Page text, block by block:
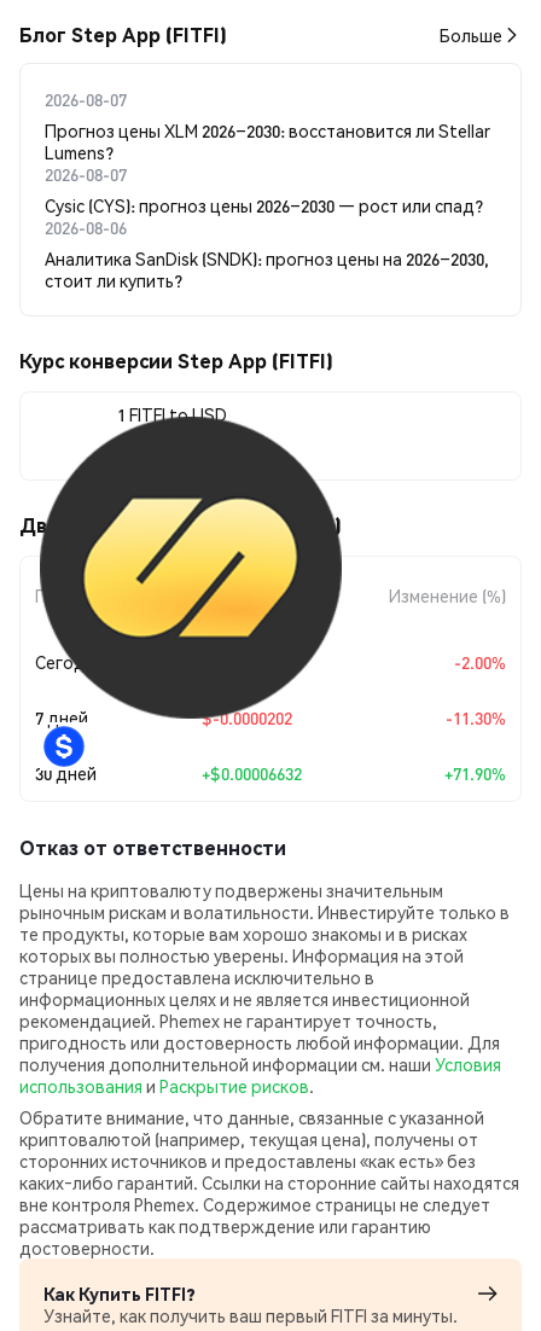
Блог Step App (FITFI) Больше
2026-08-07
Прогноз цены XLM 2026–2030: восстановится ли Stellar
Lumens?
2026-08-07
Cysic (CYS): прогноз цены 2026–2030 — рост или спад?
2026-08-06
Аналитика SanDisk (SNDK): прогноз цены на 2026–2030,
стоит ли купить?
Курс конверсии Step App (FITFI)
1 FITFI to USD
Движения цены Step App (FITFI)
Период
Изменение
суммы
Изменение (%)
Сегодня -2.00%
7 дней $-0.0000202 -11.30%
30 дней +$0.00006632 +71.90%
Отказ от ответственности
Цены на криптовалюту подвержены значительным
рыночным рискам и волатильности. Инвестируйте только в
те продукты, которые вам хорошо знакомы и в рисках
которых вы полностью уверены. Информация на этой
странице предоставлена исключительно в
информационных целях и не является инвестиционной
рекомендацией. Phemex не гарантирует точность,
пригодность или достоверность любой информации. Для
получения дополнительной информации см. наши Условия
использования и Раскрытие рисков.
Обратите внимание, что данные, связанные с указанной
криптовалютой (например, текущая цена), получены от
сторонних источников и предоставлены «как есть» без
каких‑либо гарантий. Ссылки на сторонние сайты находятся
вне контроля Phemex. Содержимое страницы не следует
рассматривать как подтверждение или гарантию
достоверности.
Как Купить FITFI?
Узнайте, как получить ваш первый FITFI за минуты.